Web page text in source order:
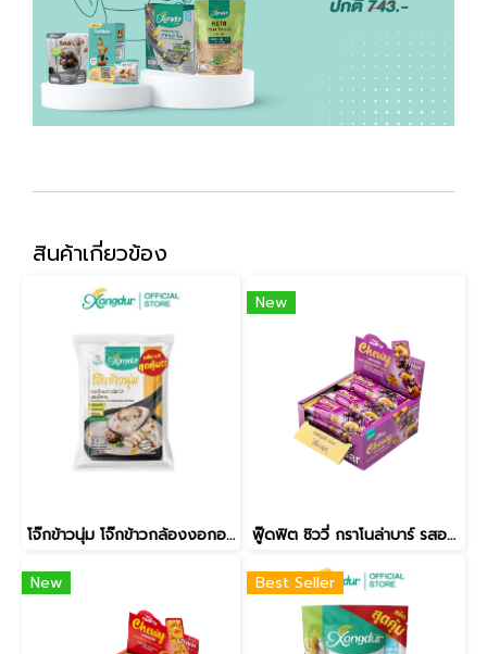
สินค้าเกี่ยวข้อง
โจ๊กข้าวนุ่ม โจ๊กข้าวกล้องงอกออร์แกนิค ผสมเห็ดหอม (ขนาด 30 กรัม) Xongdur ซองเดอร์
New
ฟู๊ดฟิต ชิววี่ กราโนล่าบาร์ รสอาซาอิแอนด์บลูเบอร์รี่วาฟเฟิล (12แท่ง) ซองเดอร์ Foodfiit Chewy Granola Bar
New Best Seller